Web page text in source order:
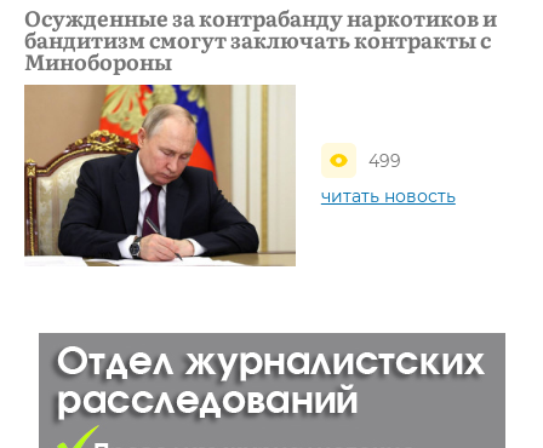
Осужденные за контрабанду наркотиков и
бандитизм смогут заключать контракты с
Минобороны
499
читать новость